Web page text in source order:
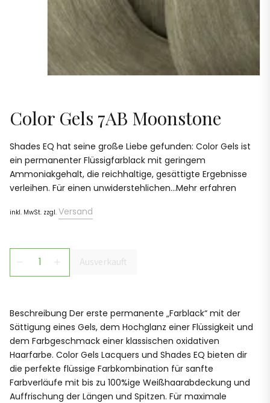
Color Gels 7AB Moonstone
Shades EQ hat seine große Liebe gefunden: Color Gels ist
ein permanenter Flüssigfarblack mit geringem
Ammoniakgehalt, die reichhaltige, gesättigte Ergebnisse
verleihen. Für einen unwiderstehlichen...Mehr erfahren
inkl. MwSt. zzgl. Versand
Ausverkauft
Beschreibung Der erste permanente „Farblack“ mit der
Sättigung eines Gels, dem Hochglanz einer Flüssigkeit und
dem Farbgeschmack einer klassischen oxidativen
Haarfarbe. Color Gels Lacquers und Shades EQ bieten dir
die perfekte flüssige Farbkombination für sanfte
Farbverläufe mit bis zu 100%ige Weißhaarabdeckung und
Auffrischung der Längen und Spitzen. Für maximale